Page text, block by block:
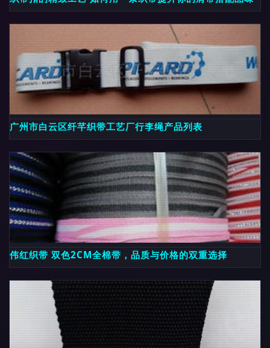
广州市白云区纤芊织带工艺厂行李绳产品列表
伟红织带 双色2CM全棉带，品质与价格的双重选择